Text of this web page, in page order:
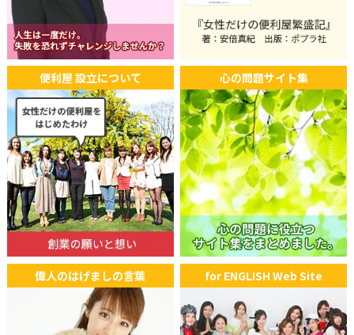
便利屋 設立について 心の問題サイト集
偉人のはげましの言葉 for ENGLISH Web Site